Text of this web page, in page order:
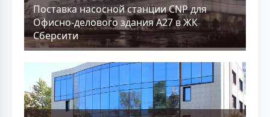
Поставка насосной станции CNP для
Офисно-делового здания А27 в ЖК
Сберсити